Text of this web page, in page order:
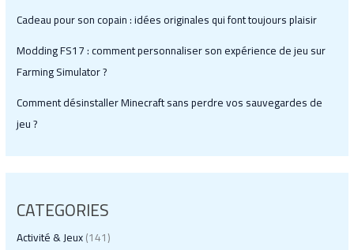
Cadeau pour son copain : idées originales qui font toujours plaisir
Modding FS17 : comment personnaliser son expérience de jeu sur
Farming Simulator ?
Comment désinstaller Minecraft sans perdre vos sauvegardes de
jeu ?
CATEGORIES
Activité & Jeux(141)